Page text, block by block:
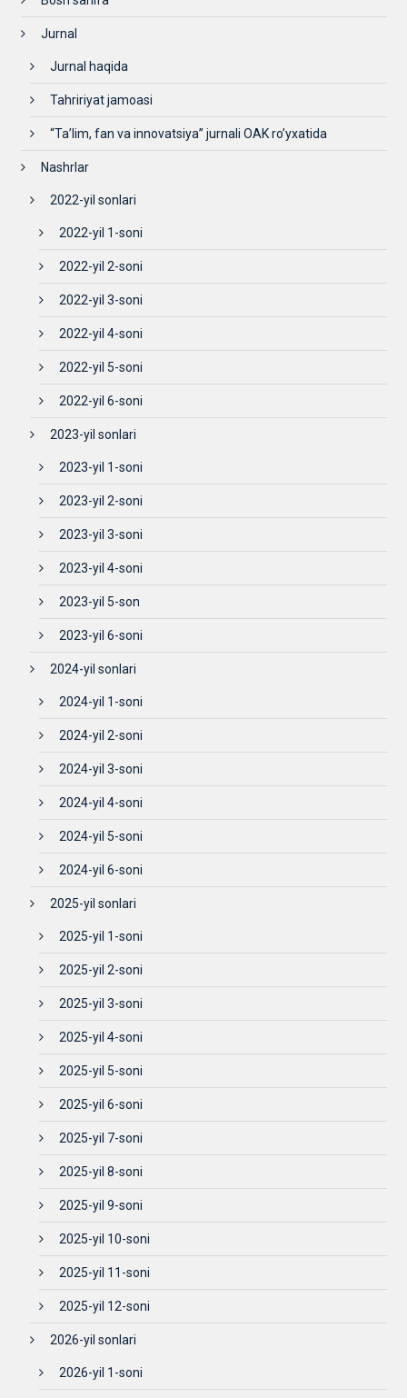
Jurnal
Jurnal haqida
Tahririyat jamoasi
“Ta’lim, fan va innovatsiya” jurnali OAK ro’yxatida
Nashrlar
2022-yil sonlari
2022-yil 1-soni
2022-yil 2-soni
2022-yil 3-soni
2022-yil 4-soni
2022-yil 5-soni
2022-yil 6-soni
2023-yil sonlari
2023-yil 1-soni
2023-yil 2-soni
2023-yil 3-soni
2023-yil 4-soni
2023-yil 5-son
2023-yil 6-soni
2024-yil sonlari
2024-yil 1-soni
2024-yil 2-soni
2024-yil 3-soni
2024-yil 4-soni
2024-yil 5-soni
2024-yil 6-soni
2025-yil sonlari
2025-yil 1-soni
2025-yil 2-soni
2025-yil 3-soni
2025-yil 4-soni
2025-yil 5-soni
2025-yil 6-soni
2025-yil 7-soni
2025-yil 8-soni
2025-yil 9-soni
2025-yil 10-soni
2025-yil 11-soni
2025-yil 12-soni
2026-yil sonlari
2026-yil 1-soni